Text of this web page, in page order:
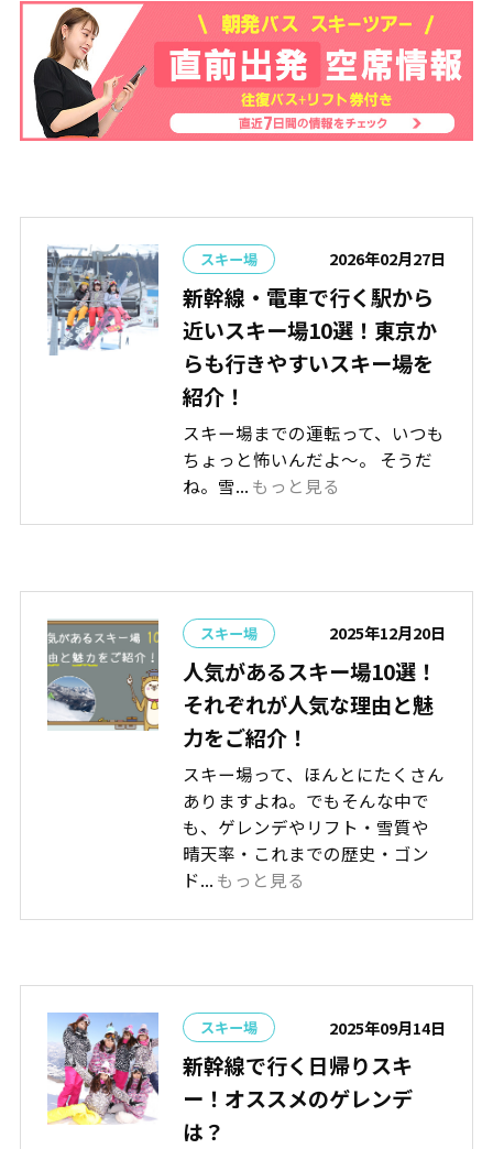
スキー場 2026年02月27日
新幹線・電車で行く駅から
近いスキー場10選！東京か
らも行きやすいスキー場を
紹介！
スキー場までの運転って、いつも
ちょっと怖いんだよ～。 そうだ
ね。雪... もっと見る
スキー場 2025年12月20日
人気があるスキー場10選！
それぞれが人気な理由と魅
力をご紹介！
スキー場って、ほんとにたくさん
ありますよね。でもそんな中で
も、ゲレンデやリフト・雪質や
晴天率・これまでの歴史・ゴン
ド... もっと見る
スキー場 2025年09月14日
新幹線で行く日帰りスキ
ー！オススメのゲレンデ
は？